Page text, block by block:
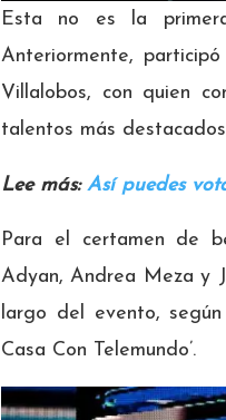
Esta no es la
Anteriormente,
Villalobos, con quien
talentos más
Lee más: Así puedes
Para el certamen de
Adyan, Andrea Meza y
largo del evento,
Casa Con Telemundo’.